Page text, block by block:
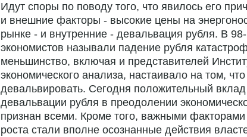
Идут споры по поводу того, что явилось его
и внешние факторы - высокие цены на
рынке - и внутренние - девальвация рубля. В
экономистов называли падение рубля
меньшинство, включая и представителей
экономического анализа, настаивало на том,
девальвировать. Сегодня положительный
девальвации рубля в преодолении
признан всеми. Кроме того, важными факторами
роста стали вполне осознанные действия